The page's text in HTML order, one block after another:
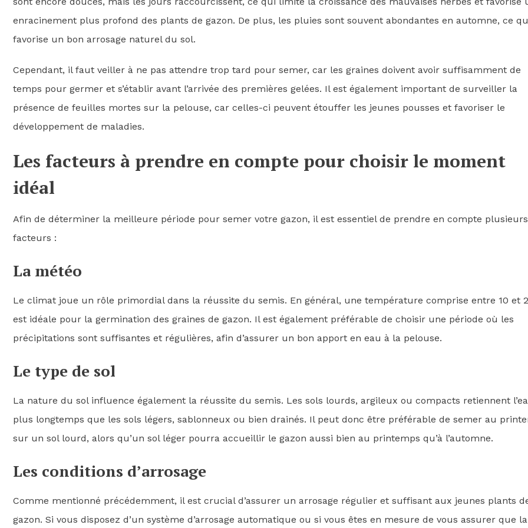
enracinement plus profond des plants de gazon. De plus, les pluies sont souvent abondantes en automne, ce
favorise un bon arrosage naturel du sol.
Cependant, il faut veiller à ne pas attendre trop tard pour semer, car les graines doivent avoir suffisamment de
temps pour germer et s’établir avant l’arrivée des premières gelées. Il est également important de surveiller la
présence de feuilles mortes sur la pelouse, car celles-ci peuvent étouffer les jeunes pousses et favoriser le
développement de maladies.
Les facteurs à prendre en compte pour choisir le moment
idéal
Afin de déterminer la meilleure période pour semer votre gazon, il est essentiel de prendre en compte plusieurs
facteurs :
La météo
Le climat joue un rôle primordial dans la réussite du semis. En général, une température comprise entre 10 et
est idéale pour la germination des graines de gazon. Il est également préférable de choisir une période où les
précipitations sont suffisantes et régulières, afin d’assurer un bon apport en eau à la pelouse.
Le type de sol
La nature du sol influence également la réussite du semis. Les sols lourds, argileux ou compacts retiennent
plus longtemps que les sols légers, sablonneux ou bien drainés. Il peut donc être préférable de semer au
sur un sol lourd, alors qu’un sol léger pourra accueillir le gazon aussi bien au printemps qu’à l’automne.
Les conditions d’arrosage
Comme mentionné précédemment, il est crucial d’assurer un arrosage régulier et suffisant aux jeunes plants
gazon. Si vous disposez d’un système d’arrosage automatique ou si vous êtes en mesure de vous assurer que la